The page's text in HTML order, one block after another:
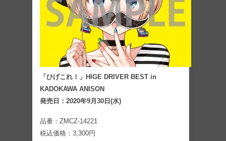
「ひげこれ！」HIGE DRIVER BEST in
KADOKAWA ANISON
発売日：2020年9月30日(水)
品番：ZMCZ-14221
税込価格：3,300円